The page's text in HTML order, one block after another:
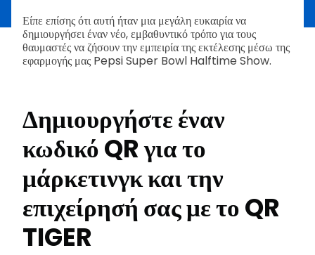
Είπε επίσης ότι αυτή ήταν μια μεγάλη ευκαιρία να
δημιουργήσει έναν νέο, εμβαθυντικό τρόπο για τους
θαυμαστές να ζήσουν την εμπειρία της εκτέλεσης μέσω της
εφαρμογής μας Pepsi Super Bowl Halftime Show.
Δημιουργήστε έναν
κωδικό QR για το
μάρκετινγκ και την
επιχείρησή σας με το QR
TIGER